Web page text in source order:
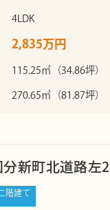
4LDK
2,835万円
115.25㎡（34.86坪）
270.65㎡（81.87坪）
分新町北道路左
階建て